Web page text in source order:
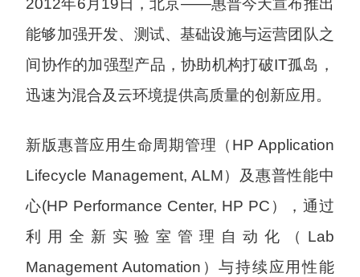
2012年6月19日，北京——惠普今天宣布推出
能够加强开发、测试、基础设施与运营团队之
间协作的加强型产品，协助机构打破IT孤岛，
迅速为混合及云环境提供高质量的创新应用。
新版惠普应用生命周期管理（HP Application
Lifecycle Management, ALM）及惠普性能中
心(HP Performance Center, HP PC），通过
利用全新实验室管理自动化（Lab
Management Automation）与持续应用性能